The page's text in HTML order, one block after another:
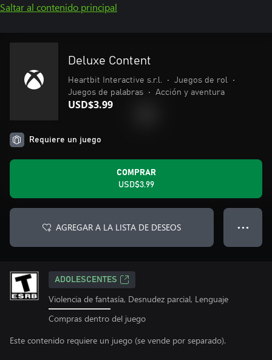
Saltar al contenido principal
Deluxe Content
Heartbit Interactive s.r.l. • Juegos de rol
•
Juegos de palabras
• Acción y aventura
USD$3.99
Requiere un juego
COMPRAR
USD$3.99
AGREGAR A LA LISTA DE DESEOS ● ● ●
ADOLESCENTES
Violencia de fantasía, Desnudez parcial, Lenguaje
Compras dentro del juego
Este contenido requiere un juego (se vende por separado).